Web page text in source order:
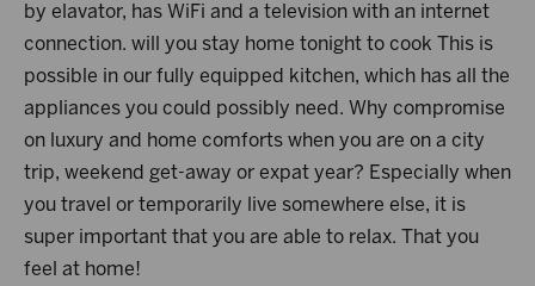
by elavator, has WiFi and a television with an internet
connection. will you stay home tonight to cook This is
possible in our fully equipped kitchen, which has all the
appliances you could possibly need. Why compromise
on luxury and home comforts when you are on a city
trip, weekend get-away or expat year? Especially when
you travel or temporarily live somewhere else, it is
super important that you are able to relax. That you
feel at home!